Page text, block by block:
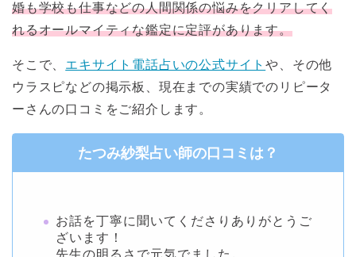
婚も学校も仕事などの人間関係の悩みをクリアしてく
れるオールマイティな鑑定に定評があります。
そこで、 エキサイト電話占いの公式サイトや、その他
ウラスピなどの掲示板、現在までの実績でのリピータ
ーさんの口コミをご紹介します。
たつみ紗梨占い師の口コミは？
お話を丁寧に聞いてくださりありがとうご
ざいます！